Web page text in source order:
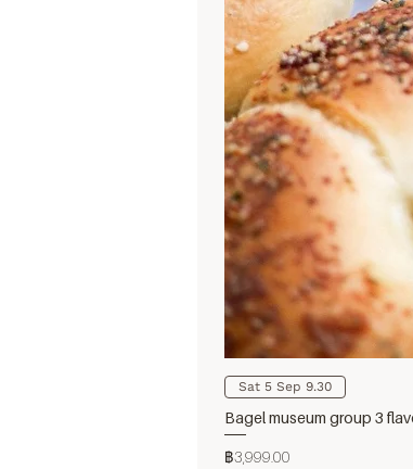
Sat 5 Sep 9.30
Bagel museum group 3
ราคา
฿3,999.00